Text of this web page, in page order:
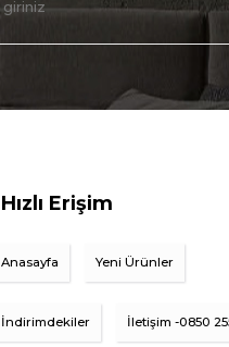
Hızlı Erişim
Anasayfa Yeni Ürünler
İndirimdekiler İletişim -0850